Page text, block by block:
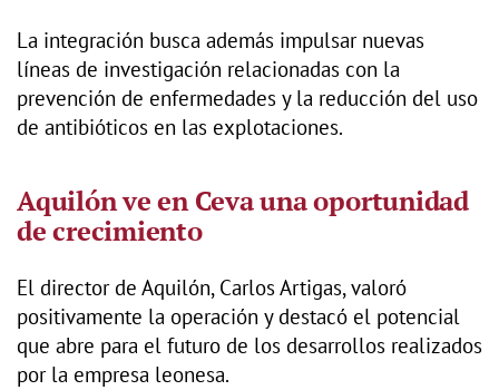
La integración busca además impulsar nuevas
líneas de investigación relacionadas con la
prevención de enfermedades y la reducción del uso
de antibióticos en las explotaciones.
Aquilón ve en Ceva una oportunidad
de crecimiento
El director de Aquilón, Carlos Artigas, valoró
positivamente la operación y destacó el potencial
que abre para el futuro de los desarrollos realizados
por la empresa leonesa.